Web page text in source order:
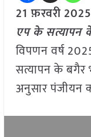
21 फ़रवरी
एप के सत्यापन
विपणन वर्ष
सत्यापन के बगैर
अनुसार पंजीयन